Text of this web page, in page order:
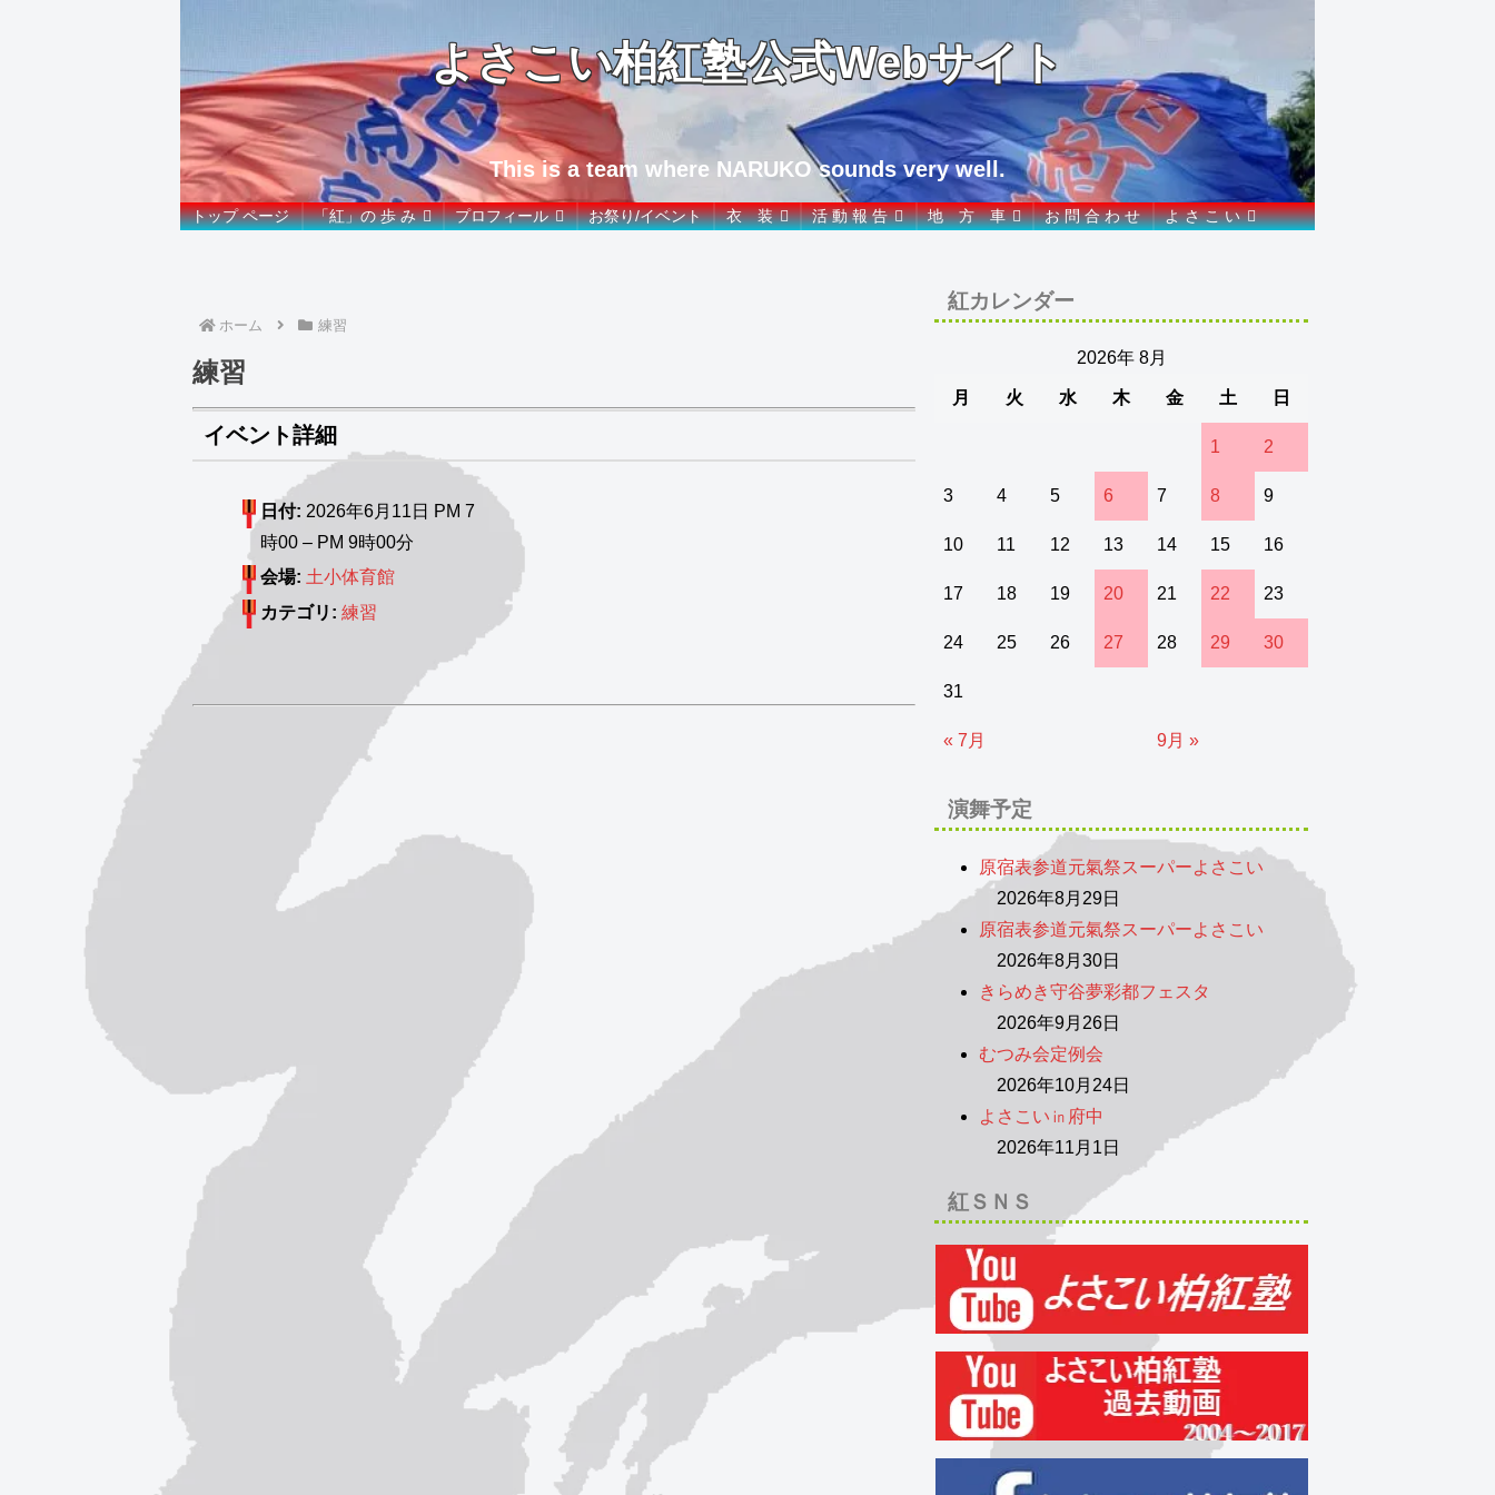
よさこい柏紅塾公式Webサイト
This is a team where NARUKO sounds very well.
トップ ページ 「紅」の 歩 み プロフィール お祭り/イベント 衣 装 活 動 報 告 地 方 車 お 問 合 わ せ よ さ こ い
ホーム 練習
練習
イベント詳細
日付: 2026年6月11日 PM 7
時00 – PM 9時00分
会場: 土小体育館
カテゴリ: 練習
紅カレンダー
2026年 8月
月 火 水 木 金 土 日
1 2
3 4 5 6 7 8 9
10 11 12 13 14 15 16
17 18 19 20 21 22 23
24 25 26 27 28 29 30
31
« 7月 9月 »
演舞予定
原宿表参道元氣祭スーパーよさこい
2026年8月29日
原宿表参道元氣祭スーパーよさこい
2026年8月30日
きらめき守谷夢彩都フェスタ
2026年9月26日
むつみ会定例会
2026年10月24日
よさこい㏌府中
2026年11月1日
紅ＳＮＳ